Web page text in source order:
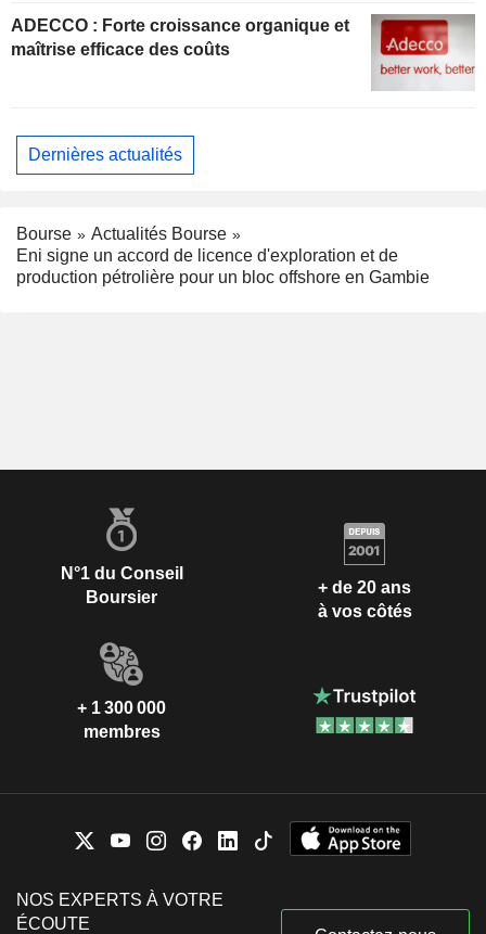
ADECCO : Forte croissance organique et
maîtrise efficace des coûts
Dernières actualités
Bourse
Actualités Bourse
Eni signe un accord de licence d'exploration et de
production pétrolière pour un bloc offshore en Gambie
N°1 du Conseil
Boursier
+ de 20 ans
à vos côtés
+ 1 300 000
membres
NOS EXPERTS À VOTRE
ÉCOUTE